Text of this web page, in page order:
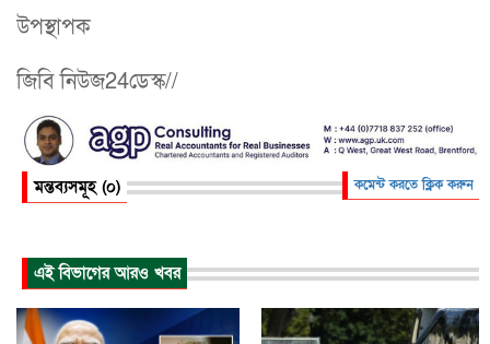
উপস্থাপক
জিবি নিউজ24ডেস্ক//
মন্তব্যসমূহ (০) কমেন্ট করতে ক্লিক করুন
এই বিভাগের আরও খবর